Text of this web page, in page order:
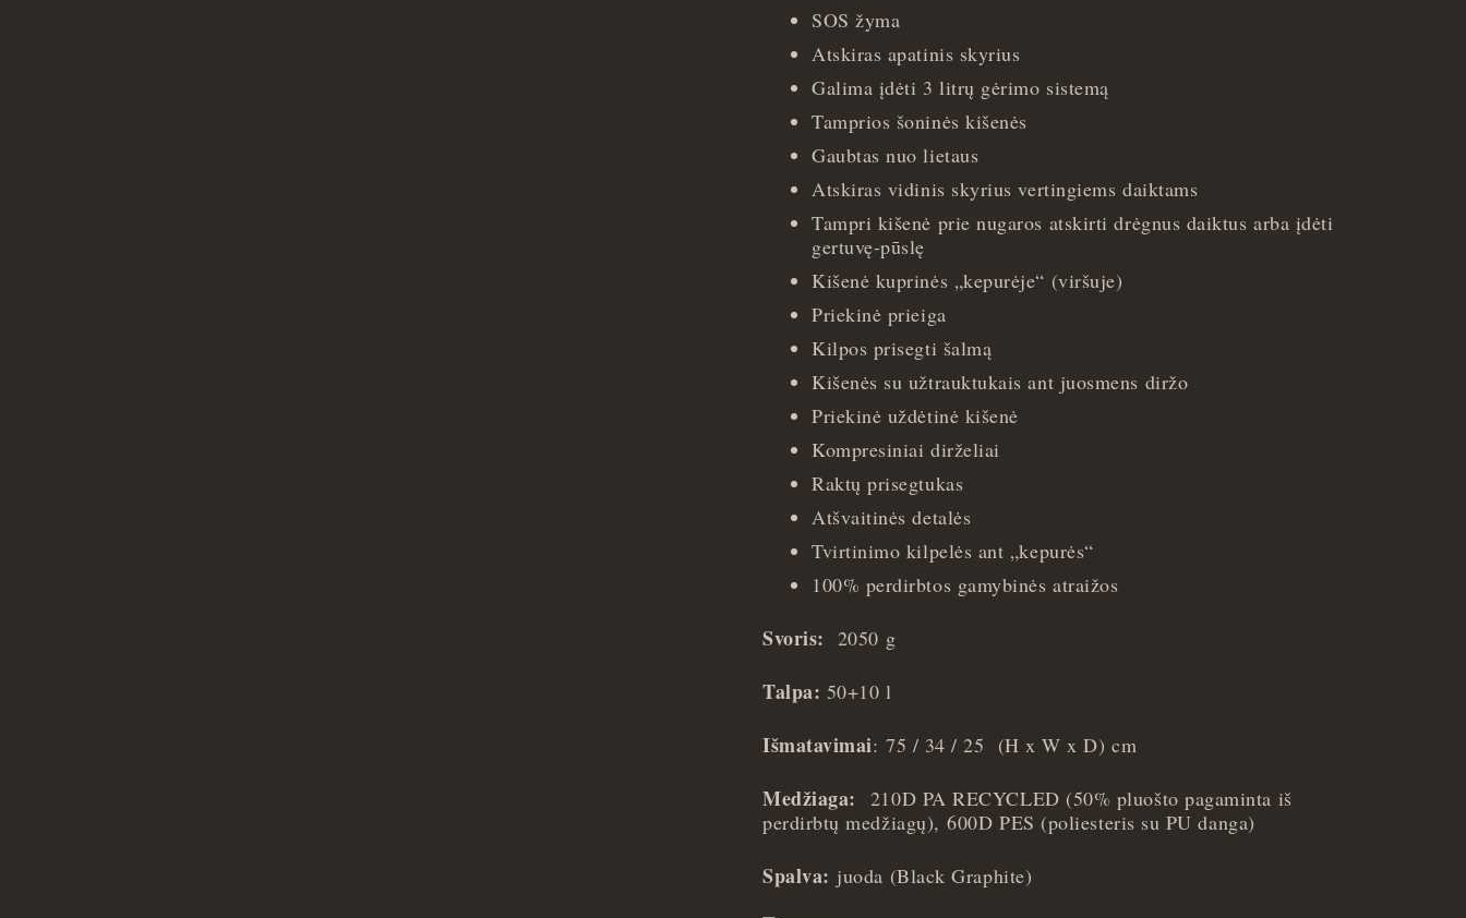
SOS žyma
Atskiras apatinis skyrius
Galima įdėti 3 litrų gėrimo sistemą
Tamprios šoninės kišenės
Gaubtas nuo lietaus
Atskiras vidinis skyrius vertingiems daiktams
Tampri kišenė prie nugaros atskirti drėgnus daiktus arba įdėti
gertuvę-pūslę
Kišenė kuprinės „kepurėje“ (viršuje)
Priekinė prieiga
Kilpos prisegti šalmą
Kišenės su užtrauktukais ant juosmens diržo
Priekinė uždėtinė kišenė
Kompresiniai dirželiai
Raktų prisegtukas
Atšvaitinės detalės
Tvirtinimo kilpelės ant „kepurės“
100% perdirbtos gamybinės atraižos
Svoris: 2050 g
Talpa: 50+10 l
Išmatavimai: 75 / 34 / 25 (H x W x D) cm
Medžiaga: 210D PA RECYCLED (50% pluošto pagaminta iš
perdirbtų medžiagų), 600D PES (poliesteris su PU danga)
Spalva: juoda (Black Graphite)